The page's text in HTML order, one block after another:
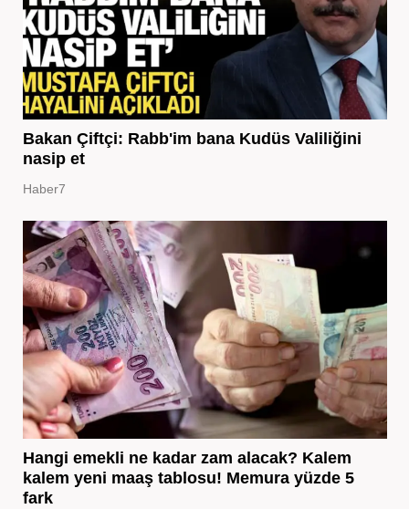
Bakan Çiftçi: Rabb'im bana Kudüs Valiliğini
nasip et
Haber7
Hangi emekli ne kadar zam alacak? Kalem
kalem yeni maaş tablosu! Memura yüzde 5
fark